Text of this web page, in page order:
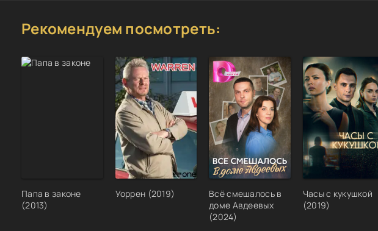
Тень сомнения / Shadow of a Doubt (1943) Blu-ray 1080p | EUR
Тень сомнения / Shadow of a Doubt (1943) BDRip от HQCLUB 1.45 GB 1
Тень сомнений (2026) WEBRip [H.264/1080p] (сезон 1, серии 1-4
3.89 GB 1
Тень сомнения / Shadow of a doubt (2011) WEB-DLRip
55 MB 1
Тень сомнения / Shadow of a Doubt (1942/1943) UHD BDRip
[H.265/2160p] [4K, HDR, 10-bit]
17.4 GB 2
Тень сомнения / Shadow of a Doubt (1942/1943) BDRip
[H.264/720p]
Тень сомнения / Shadow of a Doubt (1942/1943) BDRip [H.264] 2.34 GB
Рекомендуем посмотреть:
Папа в законе
(2013)
Уоррен (2019)
Всё смешалось в
доме Авдеевых
(2024)
Часы с кукушкой
(2019)